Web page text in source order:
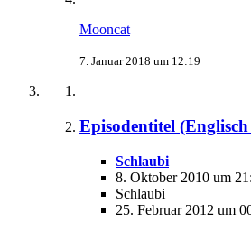
Mooncat
7. Januar 2018 um 12:19
Episodentitel
Schlaubi
8. Oktober 2010 um
Schlaubi
25. Februar 2012 um